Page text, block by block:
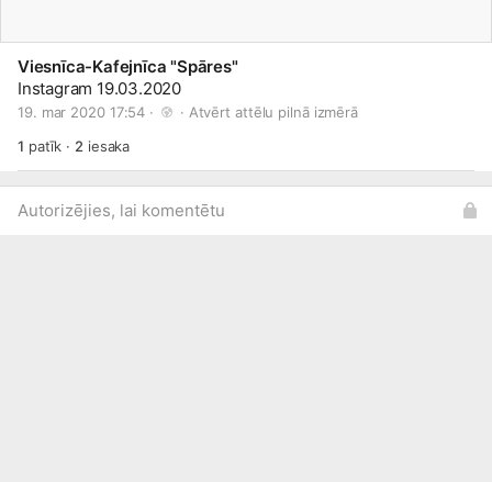
Viesnīca-Kafejnīca "Spāres"
Instagram 19.03.2020
19. mar 2020 17:54 · · Atvērt attēlu pilnā izmērā
1 patīk · 2 iesaka
Autorizējies, lai komentētu